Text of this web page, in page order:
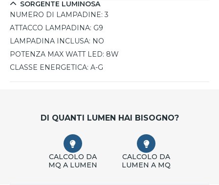
SORGENTE LUMINOSA
NUMERO DI LAMPADINE: 3
ATTACCO LAMPADINA: G9
LAMPADINA INCLUSA: NO
POTENZA MAX WATT LED: 8W
CLASSE ENERGETICA: A-G
DI QUANTI LUMEN HAI BISOGNO?
CALCOLO DA
MQ A LUMEN
CALCOLO DA
LUMEN A MQ